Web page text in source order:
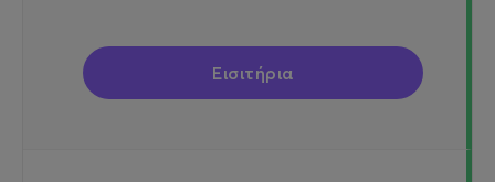
Εισιτήρια